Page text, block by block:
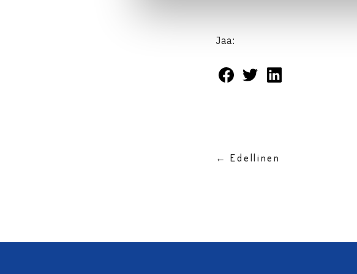
Jaa:
← Edellinen